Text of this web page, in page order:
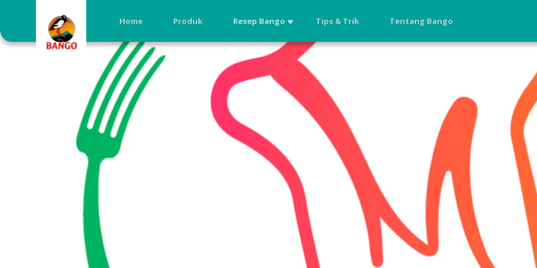
Home Produk Resep Bango Tips & Trik Tentang Bango